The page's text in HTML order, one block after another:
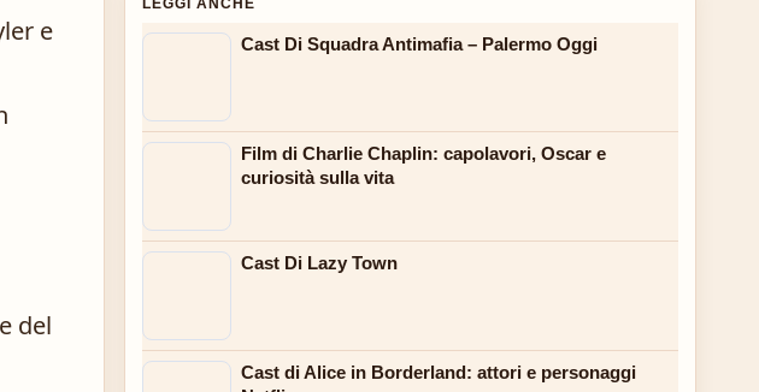
e
del
LEGGI ANCHE
Cast Di Squadra Antimafia – Palermo Oggi
Film di Charlie Chaplin: capolavori, Oscar e
curiosità sulla vita
Cast Di Lazy Town
Cast di Alice in Borderland: attori e personaggi